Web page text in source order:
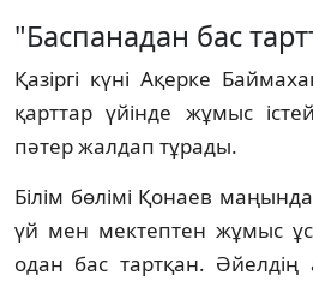
"Баспанадан бас
Қазіргі күні Ақерке
қарттар үйінде жұмыс
пәтер жалдап тұрады.
Білім бөлімі Қонаев
үй мен мектептен жұмыс
одан бас тартқан.